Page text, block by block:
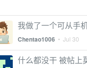
我做了一个可从手
Chentao1006 • Jul 30
什么都没干 被帖上